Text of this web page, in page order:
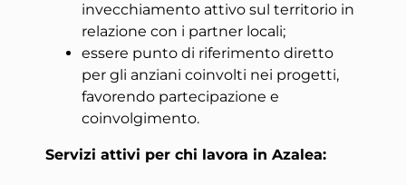
invecchiamento attivo sul territorio in
relazione con i partner locali;
essere punto di riferimento diretto
per gli anziani coinvolti nei progetti,
favorendo partecipazione e
coinvolgimento.
Servizi attivi per chi lavora in Azalea: